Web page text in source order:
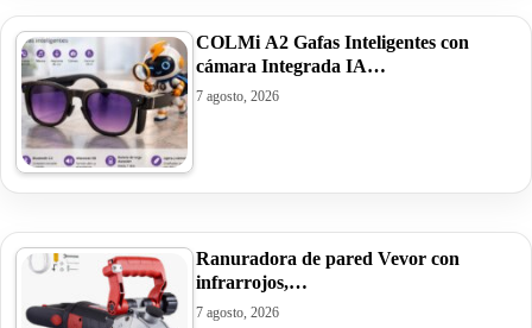
COLMi A2 Gafas Inteligentes con
cámara Integrada IA…
7 agosto, 2026
Ranuradora de pared Vevor con
infrarrojos,…
7 agosto, 2026